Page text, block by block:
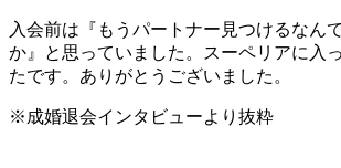
入会前は『もうパートナー見つけるなん
か』と思っていました。スーペリアに入
たです。ありがとうございました。
※成婚退会インタビューより抜粋